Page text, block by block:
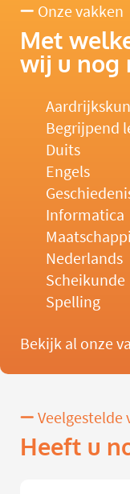
Onze vakken
Met
wij u nog
Begrijpend
Duits
Engels
Informatica
Nederlands
Scheikunde
Spelling
Bekijk al onze
Veelgestelde
Heeft u